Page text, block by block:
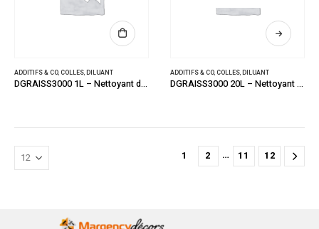
ADDITIFS & CO,COLLES,DILUANT
DGRAISS3000 1L – Nettoyant dégraissant universel alimentaire biodégradable
ADDITIFS & CO,COLLES,DILUANT
DGRAISS3000 20L – Nettoyant dégraissant universel alimentaire biodégradable
1 2 … 11 12